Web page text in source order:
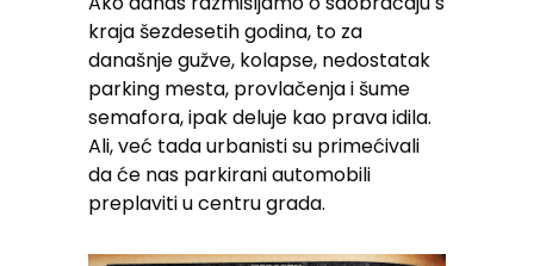
kraja šezdesetih godina, to za
današnje gužve, kolapse, nedostatak
parking mesta, provlačenja i šume
semafora, ipak deluje kao prava idila.
Ali, već tada urbanisti su primećivali
da će nas parkirani automobili
preplaviti u centru grada.